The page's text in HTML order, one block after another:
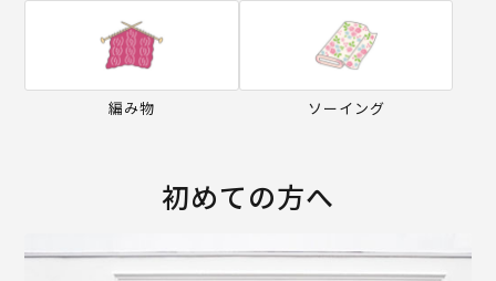
編み物 ソーイング
初めての方へ